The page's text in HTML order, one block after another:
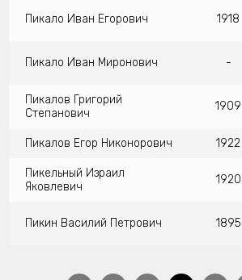
Пикало Иван Егорович 1918
Пикало Иван Миронович -
Пикалов Григорий
Степанович
1909
Пикалов Егор Никонорович 1922
Пикельный Израил
Яковлевич
1920
Пикин Василий Петрович 1895